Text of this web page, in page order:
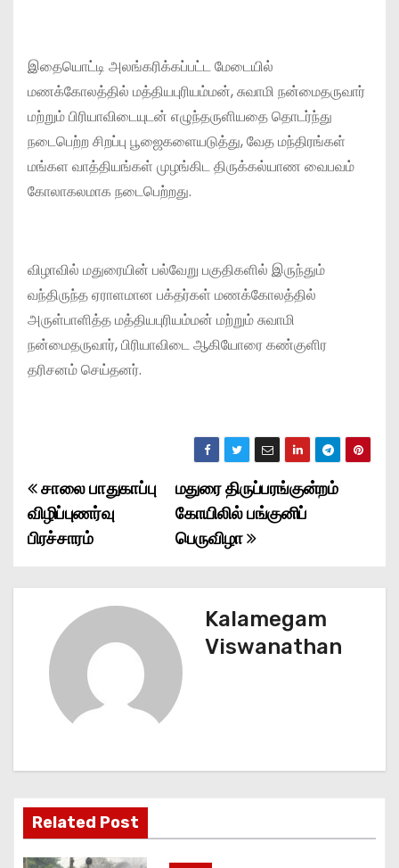
இதையொட்டி அலங்கரிக்கப்பட்ட மேடையில்
மணக்கோலத்தில் மத்தியபுரியம்மன், சுவாமி நன்மைதருவார்
மற்றும் பிரியாவிடையுடன் எழுந்தருளியதை தொடர்ந்து
நடைபெற்ற சிறப்பு பூஜைகளையடுத்து, வேத மந்திரங்கள்
மங்கள வாத்தியங்கள் முழங்கிட திருக்கல்யாண வைபவம்
கோலாகலமாக நடைபெற்றது.
விழாவில் மதுரையின் பல்வேறு பகுதிகளில் இருந்தும்
வந்திருந்த ஏராளமான பக்தர்கள் மணக்கோலத்தில்
அருள்பாளித்த மத்தியபுரியம்மன் மற்றும் சுவாமி
நன்மைதருவார், பிரியாவிடை ஆகியோரை கண்குளிர
தரிசனம் செய்தனர்.
P
o
a
மதுரை திருப்பரங்குன்றம்
கோயிலில் பங்குனிப்
பெருவிழா
சாலை பாதுகாப்பு
விழிப்புணர்வு
பிரச்சாரம்
Kalamegam
Viswanathan
Related Post